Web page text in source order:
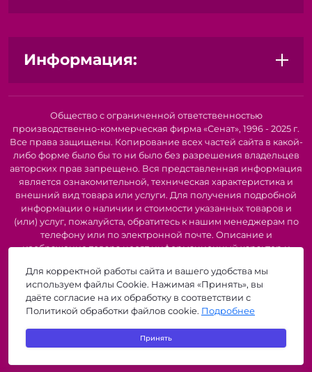
Информация:
Общество с ограниченной ответственностью
производственно-коммерческая фирма «Сенат», 1996 - 2025 г.
Все права защищены. Копирование всех частей сайта в какой-
либо форме было бы то ни было без разрешения владельцев
авторских прав запрещено. Вся представленная информация
является ознакомительной, техническая характеристика и
внешний вид товара или услуги. Для получения подробной
информации о наличии и стоимости указанных товаров и
(или) услуг, пожалуйста, обратитесь к нашим менеджерам по
телефону или по электронной почте. Описание и
изображение товара носят информационный характер и
представленных в технической документации производителя.
Производители о предоставлении за собой права на
изменение внешнего вида, характеристик и комплектации
товара, предварительно не уведомляя продавцов и
потребителей. Рекомендуется при покупке проверить
наличие необходимых функций и характеристик.
Для корректной работы сайта и вашего удобства мы
используем файлы Cookie. Нажимая «Принять», вы
даёте согласие на их обработку в соответствии с
Политикой обработки файлов cookie. Подробнее
Принять